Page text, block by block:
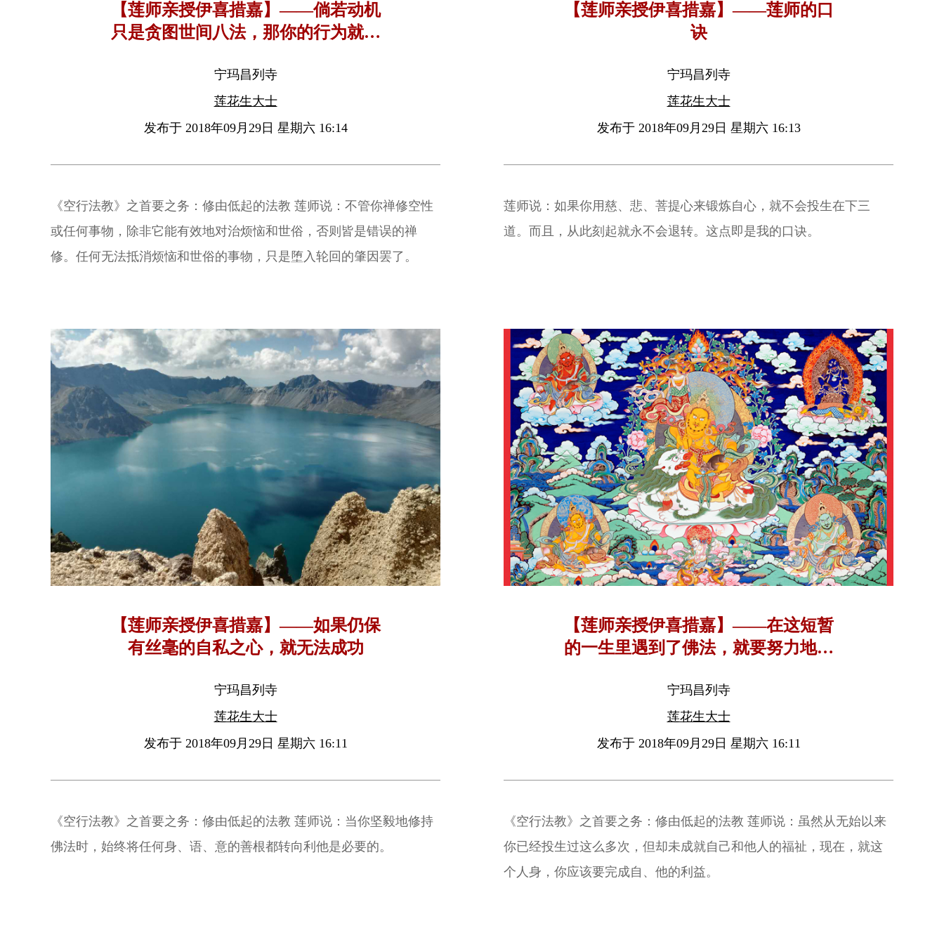
【莲师亲授伊喜措嘉】——倘若动机
只是贪图世间八法，那你的行为就是
宁玛昌列寺
莲花生大士
发布于 2018年09月29日 星期六 16:14
《空行法教》之首要之务：修由低起的法教 莲师说：不管你禅修空性
或任何事物，除非它能有效地对治烦恼和世俗，否则皆是错误的禅
修。任何无法抵消烦恼和世俗的事物，只是堕入轮回的肇因罢了。
【莲师亲授伊喜措嘉】——莲师的口
诀
宁玛昌列寺
莲花生大士
发布于 2018年09月29日 星期六 16:13
莲师说：如果你用慈、悲、菩提心来锻炼自心，就不会投生在下三
道。而且，从此刻起就永不会退转。这点即是我的口诀。
【莲师亲授伊喜措嘉】——如果仍保
有丝毫的自私之心，就无法成功
宁玛昌列寺
莲花生大士
发布于 2018年09月29日 星期六 16:11
《空行法教》之首要之务：修由低起的法教 莲师说：当你坚毅地修持
佛法时，始终将任何身、语、意的善根都转向利他是必要的。
【莲师亲授伊喜措嘉】——在这短暂
的一生里遇到了佛法，就要努力地修
宁玛昌列寺
莲花生大士
发布于 2018年09月29日 星期六 16:11
《空行法教》之首要之务：修由低起的法教 莲师说：虽然从无始以来
你已经投生过这么多次，但却未成就自己和他人的福祉，现在，就这
个人身，你应该要完成自、他的利益。